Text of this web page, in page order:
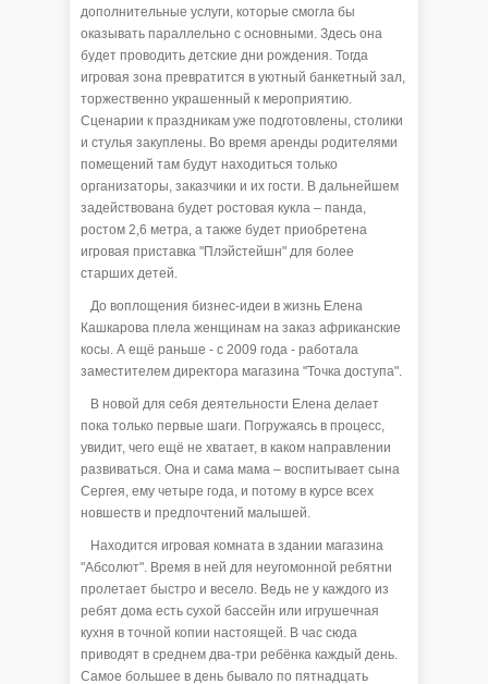
дополнительные услуги, которые смогла бы
оказывать параллельно с основными. Здесь она
будет проводить детские дни рождения. Тогда
игровая зона превратится в уютный банкетный зал,
торжественно украшенный к мероприятию.
Сценарии к праздникам уже подготовлены, столики
и стулья закуплены. Во время аренды родителями
помещений там будут находиться только
организаторы, заказчики и их гости. В дальнейшем
задействована будет ростовая кукла – панда,
ростом 2,6 метра, а также будет приобретена
игровая приставка "Плэйстейшн" для более
старших детей.
До воплощения бизнес-идеи в жизнь Елена
Кашкарова плела женщинам на заказ африканские
косы. А ещё раньше - с 2009 года - работала
заместителем директора магазина "Точка доступа".
В новой для себя деятельности Елена делает
пока только первые шаги. Погружаясь в процесс,
увидит, чего ещё не хватает, в каком направлении
развиваться. Она и сама мама – воспитывает сына
Сергея, ему четыре года, и потому в курсе всех
новшеств и предпочтений малышей.
Находится игровая комната в здании магазина
"Абсолют". Время в ней для неугомонной ребятни
пролетает быстро и весело. Ведь не у каждого из
ребят дома есть сухой бассейн или игрушечная
кухня в точной копии настоящей. В час сюда
приводят в среднем два-три ребёнка каждый день.
Самое большее в день бывало по пятнадцать